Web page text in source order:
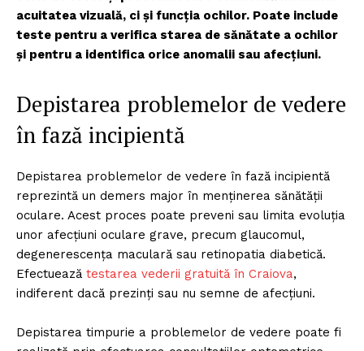
acuitatea vizuală, ci și funcția ochilor. Poate include
teste pentru a verifica starea de sănătate a ochilor
și pentru a identifica orice anomalii sau afecțiuni.
Depistarea problemelor de vedere
în fază incipientă
Depistarea problemelor de vedere în fază incipientă
reprezintă un demers major în menținerea sănătății
oculare. Acest proces poate preveni sau limita evoluția
unor afecțiuni oculare grave, precum glaucomul,
degenerescența maculară sau retinopatia diabetică.
Efectuează testarea vederii gratuită în Craiova,
indiferent dacă prezinți sau nu semne de afecțiuni.
Depistarea timpurie a problemelor de vedere poate fi